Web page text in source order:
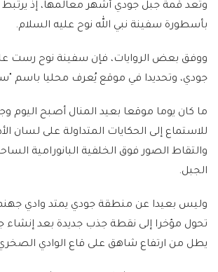
وتُعد قمة جبل جودي أشهر معالمها، إذ يرتبط
بأسطورة سفينة نبي الله نوح عليه السلام.
ووفق بعض الروايات، فإن سفينة نوح رست
جودي، وتحديدا في موقع يُعرف محليا باسم
ما كان يوما موقعا بعيد المنال أصبح اليوم
للاستماع إلى الحكايات المتداولة على لسان
والتقاط الصور فوق الخلفية البانورامية
الجبل.
وليس بعيدا عن منطقة جودي يمتد وادي
تحول مؤخرا إلى نقطة جذب جديدة بعد
يطل من ارتفاع شاهق على قاع الوادي